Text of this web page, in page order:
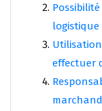
effectuer